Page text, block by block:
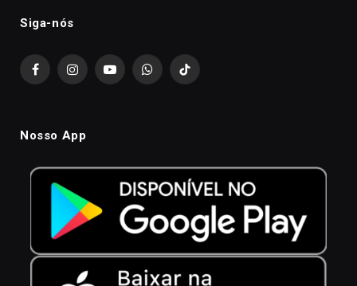
Siga-nós
FacebookInstagramYouTubeWhatsAppTikTok
Nosso App